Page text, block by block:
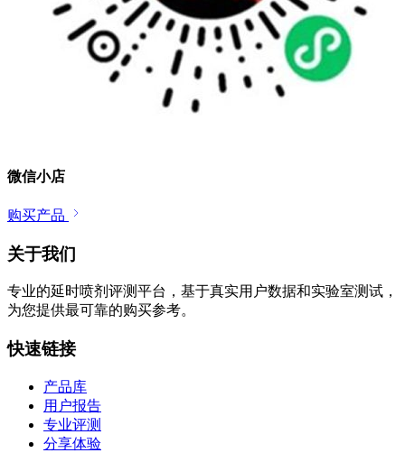
微信小店
购买产品
关于我们
专业的延时喷剂评测平台，基于真实用户数据和实验室测试，
为您提供最可靠的购买参考。
快速链接
产品库
用户报告
专业评测
分享体验